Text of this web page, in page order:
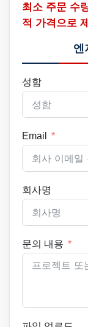
최소 주문 수
적 가격으로
엔
성함
Email
회사명
문의 내용